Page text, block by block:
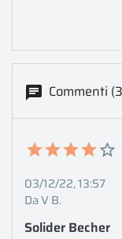
Commenti
03/12/22, 13:57
Da V B.
Solider Becher